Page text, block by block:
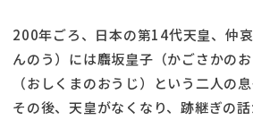
200年ごろ、日本の第14代天皇、仲
んのう）には麛坂皇子（かごさかの
（おしくまのおうじ）という二人の
その後、天皇がなくなり、跡継ぎの